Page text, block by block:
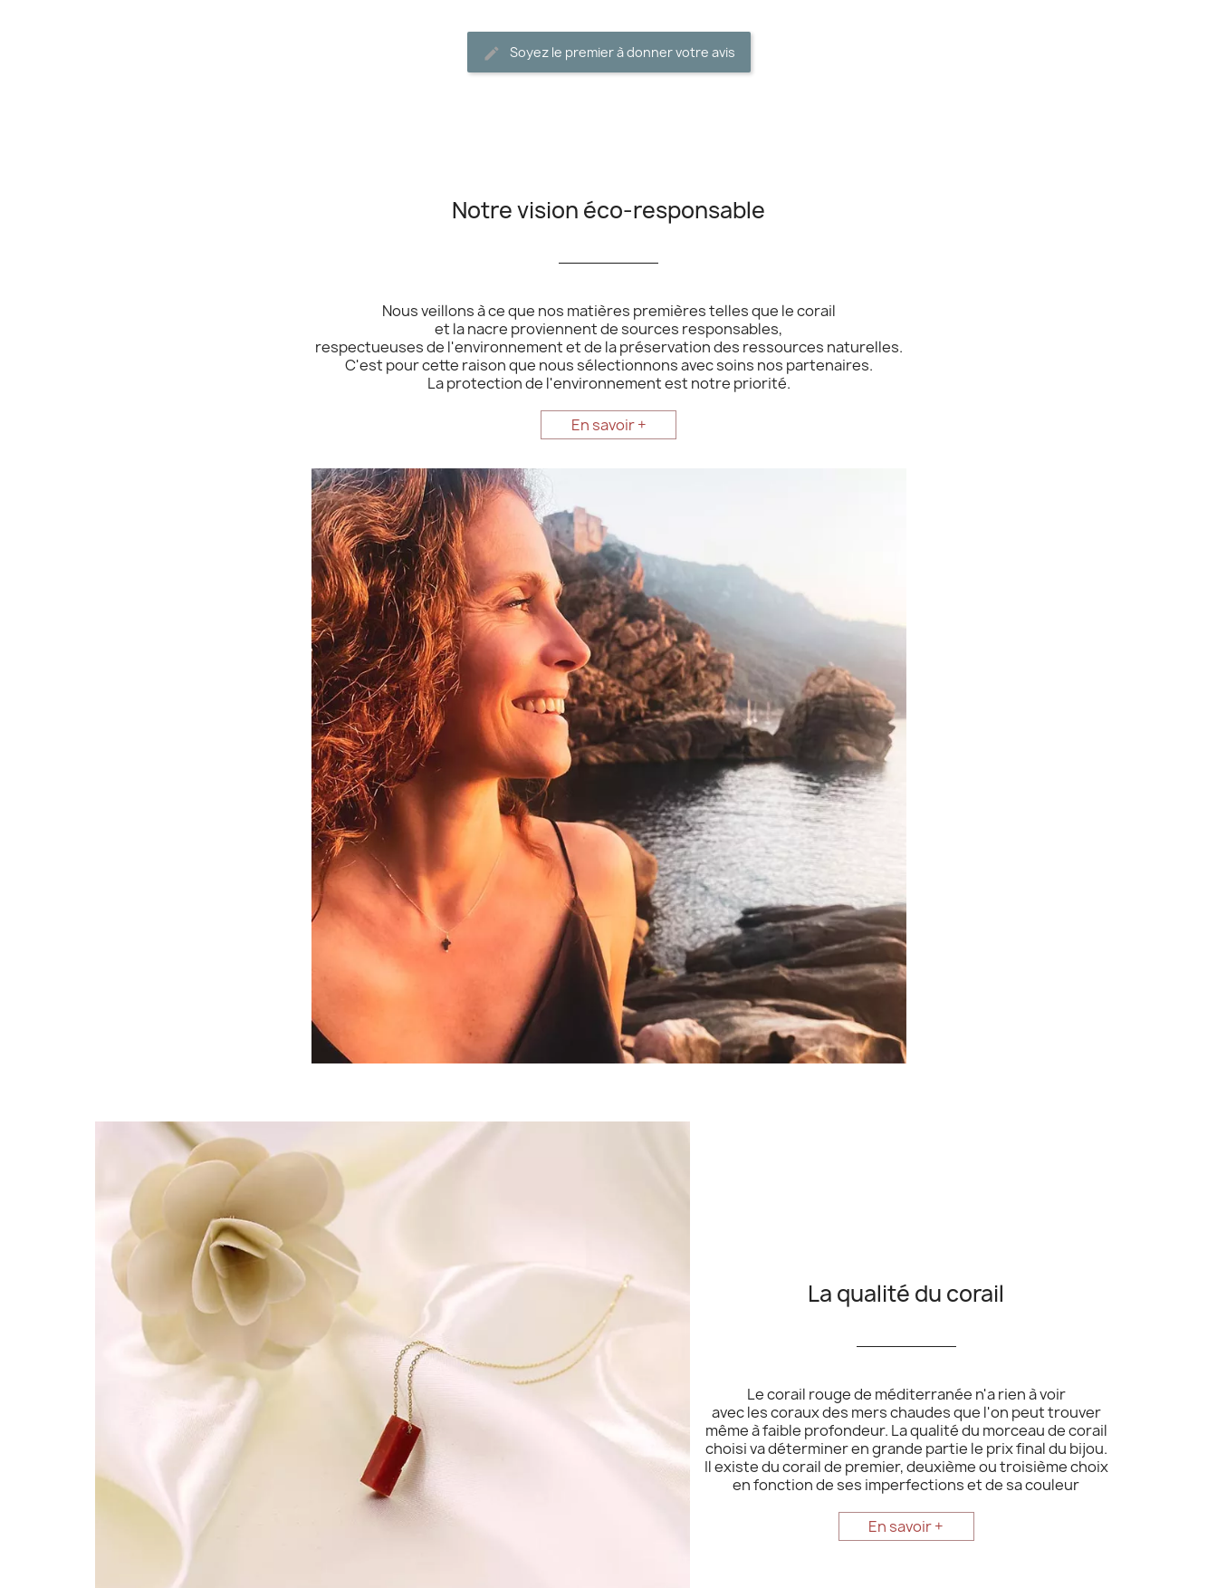
Soyez le premier à donner votre avis
Notre vision éco-responsable
Nous veillons à ce que nos matières premières telles que le corail
et la nacre proviennent de sources responsables,
respectueuses de l'environnement et de la préservation des ressources naturelles.
C'est pour cette raison que nous sélectionnons avec soins nos partenaires.
La protection de l'environnement est notre priorité.
En savoir +
La qualité du corail
Le corail rouge de méditerranée n'a rien à voir
avec les coraux des mers chaudes que l'on peut trouver
même à faible profondeur. La qualité du morceau de corail
choisi va déterminer en grande partie le prix final du bijou.
Il existe du corail de premier, deuxième ou troisième choix
en fonction de ses imperfections et de sa couleur
En savoir +